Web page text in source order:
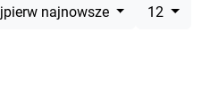
najnowsze 12